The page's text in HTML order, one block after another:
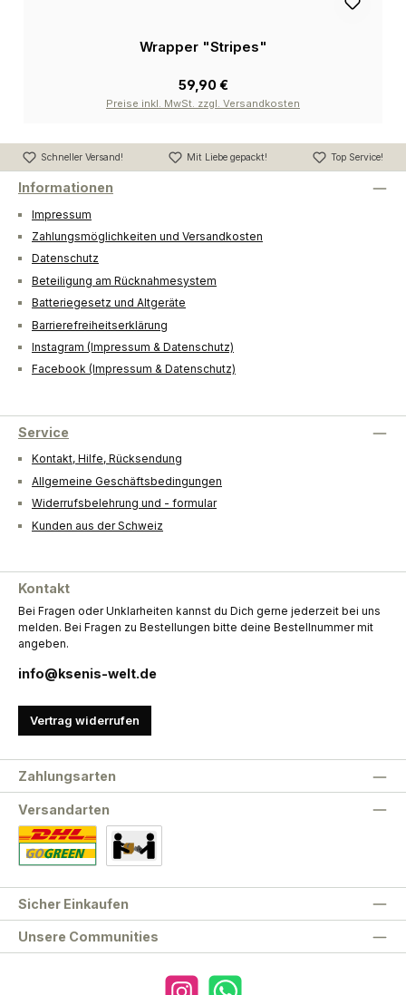
Wrapper "Stripes"
59,90 €
Preise inkl. MwSt. zzgl. Versandkosten
Schneller Versand! Mit Liebe gepackt! Top Service!
Informationen
Impressum
Zahlungsmöglichkeiten und Versandkosten
Datenschutz
Beteiligung am Rücknahmesystem
Batteriegesetz und Altgeräte
Barrierefreiheitserklärung
Instagram (Impressum & Datenschutz)
Facebook (Impressum & Datenschutz)
Service
Kontakt, Hilfe, Rücksendung
Allgemeine Geschäftsbedingungen
Widerrufsbelehrung und - formular
Kunden aus der Schweiz
Kontakt
Bei Fragen oder Unklarheiten kannst du Dich gerne jederzeit bei uns
melden. Bei Fragen zu Bestellungen bitte deine Bestellnummer mit
angeben.
info@ksenis-welt.de
Vertrag widerrufen
Unsere Communities
Zahlungsarten
Versandarten
Sicher Einkaufen